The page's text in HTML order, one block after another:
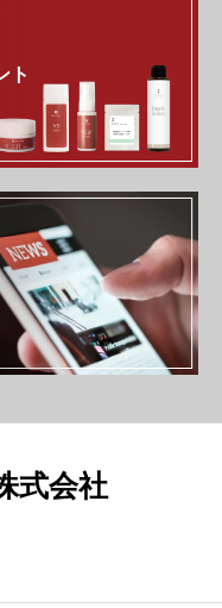
ト
式会社